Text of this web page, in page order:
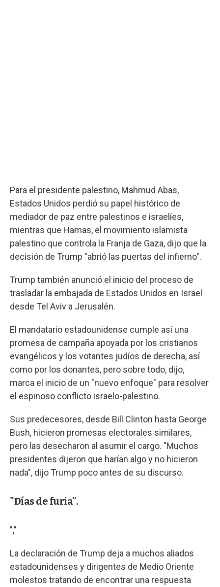
Para el presidente palestino, Mahmud Abas,
Estados Unidos perdió su papel histórico de
mediador de paz entre palestinos e israelíes,
mientras que Hamas, el movimiento islamista
palestino que controla la Franja de Gaza, dijo que la
decisión de Trump "abrió las puertas del infierno".
Trump también anunció el inicio del proceso de
trasladar la embajada de Estados Unidos en Israel
desde Tel Aviv a Jerusalén.
El mandatario estadounidense cumple así una
promesa de campaña apoyada por los cristianos
evangélicos y los votantes judíos de derecha, así
como por los donantes, pero sobre todo, dijo,
marca el inicio de un "nuevo enfoque" para resolver
el espinoso conflicto israelo-palestino.
Sus predecesores, desde Bill Clinton hasta George
Bush, hicieron promesas electorales similares,
pero las desecharon al asumir el cargo. "Muchos
presidentes dijeron que harían algo y no hicieron
nada", dijo Trump poco antes de su discurso.
"Días de furia".
","
La declaración de Trump deja a muchos aliados
estadounidenses y dirigentes de Medio Oriente
molestos tratando de encontrar una respuesta